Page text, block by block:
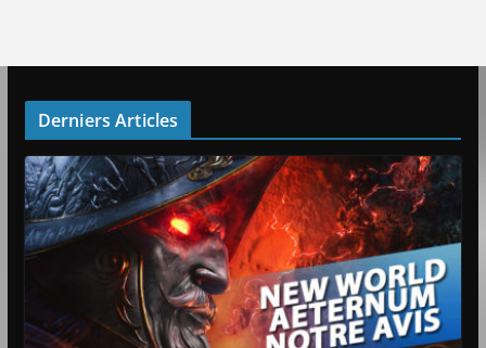
Derniers Articles